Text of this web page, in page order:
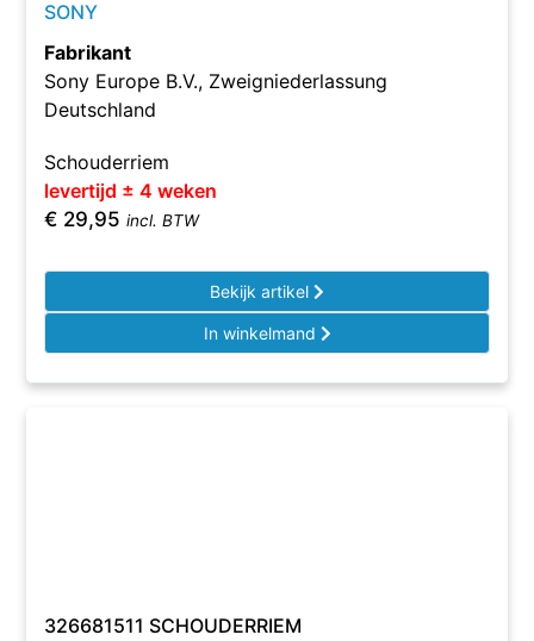
SONY
Fabrikant
Sony Europe B.V., Zweigniederlassung
Deutschland
Schouderriem
levertijd ± 4 weken
€ 29,95 incl. BTW
Bekijk artikel
In winkelmand
326681511 SCHOUDERRIEM